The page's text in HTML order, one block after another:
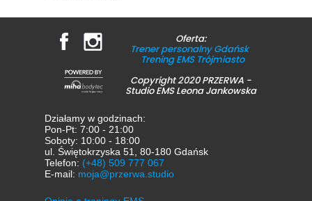
Działamy w godzinach:
Pon-Pt: 7:00 - 21:00
Soboty: 10:00 - 18:00
ul. Świętokrzyska 51, 80-180 Gdańsk
Telefon: (+48) 509 777 067
E-mail: moja@przerwa.studio
Oferta:
Trener personalny Gdańsk
Trening EMS Trójmiasto
Copyright 2020 PRZERWA -
Studio EMS Leona Jankowska